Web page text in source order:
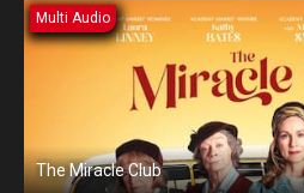
Multi Audio
The Miracle Club